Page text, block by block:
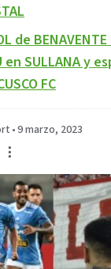
de
en SULLANA y
FC
•9 marzo, 2023